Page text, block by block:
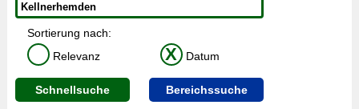
Sortierung nach:
Relevanz
X Datum
Schnellsuche Bereichssuche